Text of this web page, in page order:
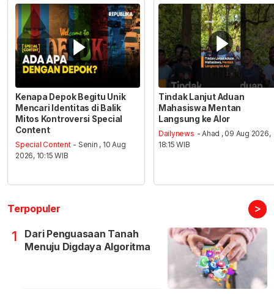
Kenapa Depok Begitu Unik
Mencari Identitas di Balik
Mitos Kontroversi Special
Content
Special Content - Senin , 10 Aug
2026, 10:15 WIB
Tindak Lanjut Aduan
Mahasiswa Mentan
Langsung ke Alor
Dailynews - Ahad , 09 Aug 2026,
18:15 WIB
Terpopuler >
1
Dari Penguasaan Tanah
Menuju Digdaya Algoritma